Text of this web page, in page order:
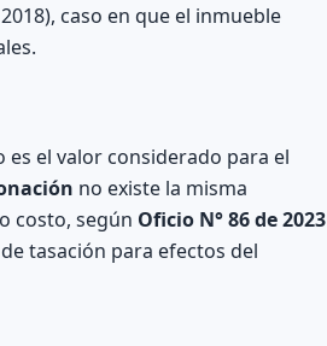
caso en que el inmueble
el valor considerado para el
no existe la misma
costo, según Oficio N° 86 de 2023
tasación para efectos del